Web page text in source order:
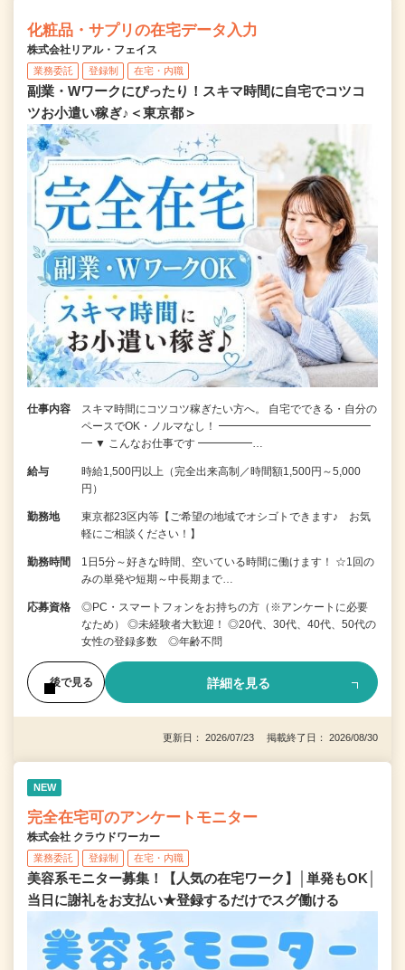
化粧品・サプリの在宅データ入力
株式会社リアル・フェイス
業務委託 登録制 在宅・内職
副業・Wワークにぴったり！スキマ時間に自宅でコツコ
ツお小遣い稼ぎ♪＜東京都＞
仕事内容
スキマ時間にコツコツ稼ぎたい方へ。 自宅でできる・自分の
ペースでOK・ノルマなし！ ━━━━━━━━━━━━━━
━ ▼ こんなお仕事です ━━━━━…
給与
時給1,500円以上（完全出来高制／時間額1,500円～5,000
円）
勤務地
東京都23区内等【ご希望の地域でオシゴトできます♪ お気
軽にご相談ください！】
勤務時間
1日5分～好きな時間、空いている時間に働けます！ ☆1回の
みの単発や短期～中長期まで…
応募資格
◎PC・スマートフォンをお持ちの方（※アンケートに必要
なため） ◎未経験者大歓迎！ ◎20代、30代、40代、50代の
女性の登録多数 ◎年齢不問
後で見る 詳細を見る
更新日： 2026/07/23 掲載終了日： 2026/08/30
NEW
完全在宅可のアンケートモニター
株式会社 クラウドワーカー
業務委託 登録制 在宅・内職
美容系モニター募集！【人気の在宅ワーク】│単発もOK│
当日に謝礼をお支払い★登録するだけでスグ働ける